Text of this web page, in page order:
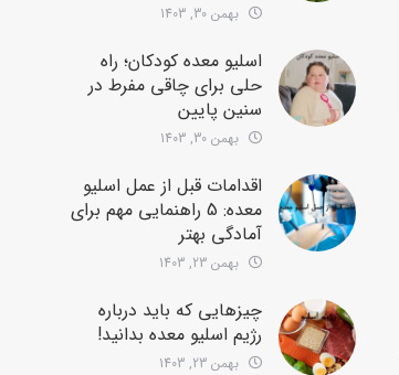
بهمن 30, 1403
اسلیو معده کودکان؛ راه
حلی برای چاقی مفرط در
سنین پایین
بهمن 30, 1403
اقدامات قبل از عمل اسلیو
معده: 5 راهنمایی مهم برای
آمادگی بهتر
بهمن 23, 1403
چیزهایی که باید درباره
رژیم اسلیو معده بدانید!
بهمن 23, 1403